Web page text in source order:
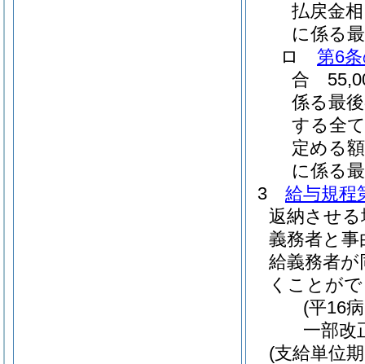
払戻金
に係る
ロ
第6
合
係る最
する全
定める
に係る
3
給与規程
返納させ
義務者と
給義務者
くことが
(平16
一部改
(支給単位